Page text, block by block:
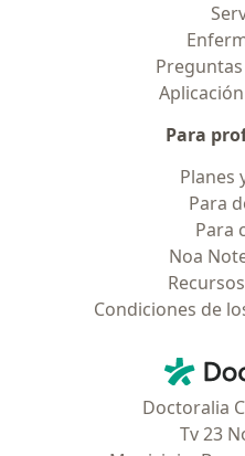
Para
Planes
Para
Para
Noa
Condiciones de
Doctoralia
Tv 23